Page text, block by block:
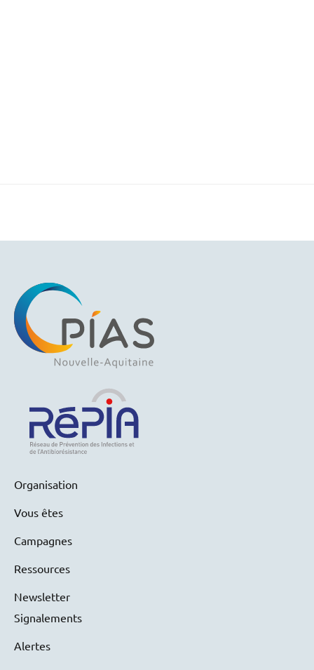
Organisation
Vous êtes
Campagnes
Ressources
Newsletter
Signalements
Alertes